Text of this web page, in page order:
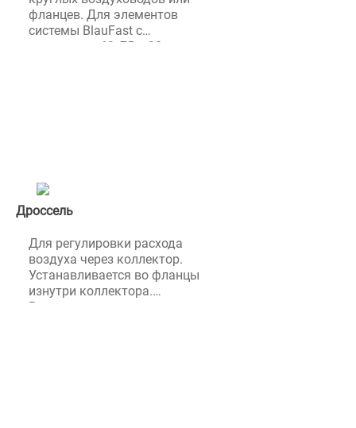
фланцев. Для элементов
системы BlauFast с
диаметром 63, 75 и 90 мм.
Дроссель
Для регулировки расхода
воздуха через коллектор.
Устанавливается во фланцы
изнутри коллектора.
Регулировка